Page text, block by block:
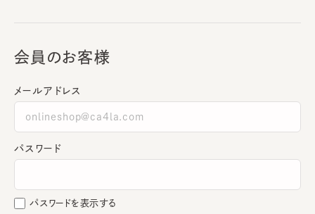
会員のお客様
メールアドレス
パスワード
パスワードを表示する